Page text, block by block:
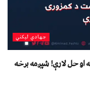
جهادي لیکني
او حل لارې! شپږمه برخه